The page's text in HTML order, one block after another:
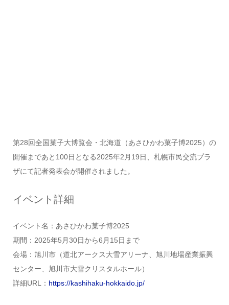
第28回全国菓子大博覧会・北海道（あさひかわ菓子博2025）の
開催まであと100日となる2025年2月19日、札幌市民交流プラ
ザにて記者発表会が開催されました。
イベント詳細
イベント名：あさひかわ菓子博2025
期間：2025年5月30日から6月15日まで
会場：旭川市（道北アークス大雪アリーナ、旭川地場産業振興
センター、旭川市大雪クリスタルホール）
詳細URL： https://kashihaku-hokkaido.jp/